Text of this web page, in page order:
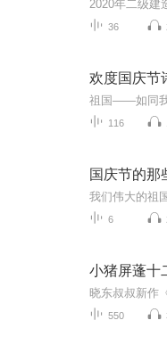
36
欢度国庆
116
国庆节的那
6
550